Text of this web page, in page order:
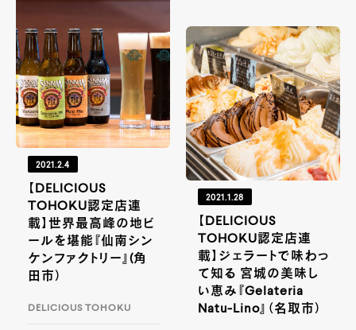
2021.2.4
【DELICIOUS
TOHOKU認定店連
載】世界最高峰の地ビ
ールを堪能『仙南シン
ケンファクトリー』(角
田市）
DELICIOUS TOHOKU
2021.1.28
【DELICIOUS
TOHOKU認定店連
載】ジェラートで味わっ
て知る 宮城の美味し
い恵み『Gelateria
Natu-Lino』（名取市）